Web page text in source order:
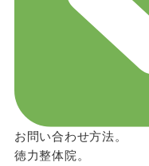
お問い合わせ方法。
徳力整体院。